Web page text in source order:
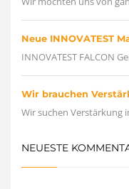
Neue INNOVATEST
INNOVATEST FALCON
Wir brauchen
Wir suchen Verstärkung
NEUESTE